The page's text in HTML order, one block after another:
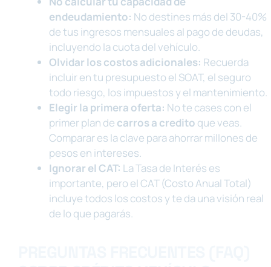
endeudamiento: No destines más del 30-40%
de tus ingresos mensuales al pago de deudas,
incluyendo la cuota del vehículo.
Olvidar los costos adicionales: Recuerda
incluir en tu presupuesto el SOAT, el seguro
todo riesgo, los impuestos y el mantenimiento.
Elegir la primera oferta: No te cases con el
primer plan de carros a credito que veas.
Comparar es la clave para ahorrar millones de
pesos en intereses.
Ignorar el CAT: La Tasa de Interés es
importante, pero el CAT (Costo Anual Total)
incluye todos los costos y te da una visión real
de lo que pagarás.